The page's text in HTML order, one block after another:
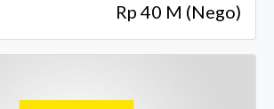
Rp 40 M (Nego)